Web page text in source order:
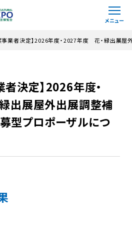
メニュー
事業者決定】2026年度・2027年度 花・緑出展
決定】2026年度・
出展屋外出展調整補
型プロポーザルにつ